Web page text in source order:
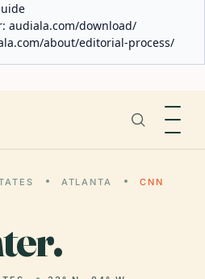
audiala.com/download/
about/editorial-process/
ATLANTA
CNN